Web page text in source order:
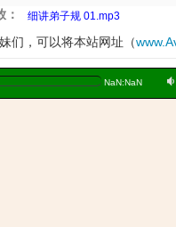
：
们，可以将本站网址（
NaN:NaN a
细讲弟子规 01.mp3